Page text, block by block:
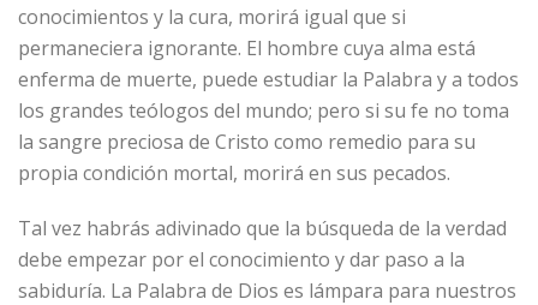
conocimientos y la cura, morirá igual que si
permaneciera ignorante. El hombre cuya alma está
enferma de muerte, puede estudiar la Palabra y a todos
los grandes teólogos del mundo; pero si su fe no toma
la sangre preciosa de Cristo como remedio para su
propia condición mortal, morirá en sus pecados.
Tal vez habrás adivinado que la búsqueda de la verdad
debe empezar por el conocimiento y dar paso a la
sabiduría. La Palabra de Dios es lámpara para nuestros